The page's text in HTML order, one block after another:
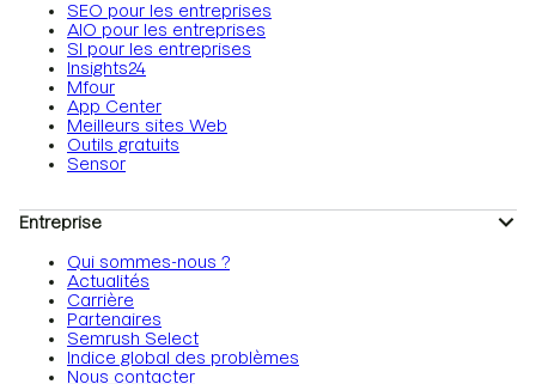
SEO pour les entreprises
AIO pour les entreprises
SI pour les entreprises
Insights24
Mfour
App Center
Meilleurs sites Web
Outils gratuits
Sensor
Entreprise
Qui sommes-nous ?
Actualités
Carrière
Partenaires
Semrush Select
Indice global des problèmes
Nous contacter